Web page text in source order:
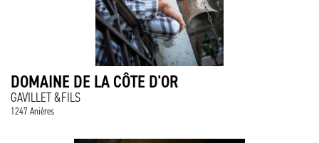
DOMAINE DE LA CÔTE D'OR
GAVILLET &FILS
1247 Anières